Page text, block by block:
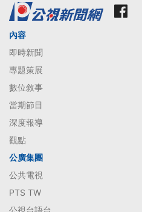
內容
即時新聞
專題策展
數位敘事
當期節目
深度報導
觀點
公廣集團
公共電視
PTS TW